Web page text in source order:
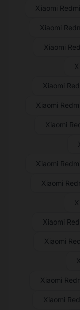
Xiaomi
Xiaomi
Xiaomi
Xiaomi
Xiaomi
Xiaomi
Xiaomi
Xiaomi
Xiaomi
Xiaomi
Xiaomi
Xiaomi